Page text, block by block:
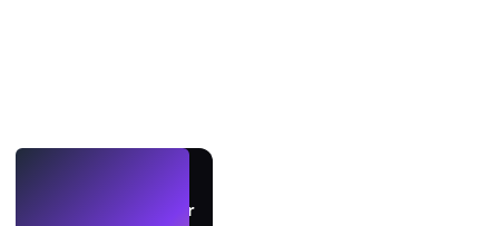
Lag bakgrunnsbilder